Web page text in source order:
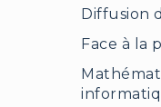
Diffusion
Face à la